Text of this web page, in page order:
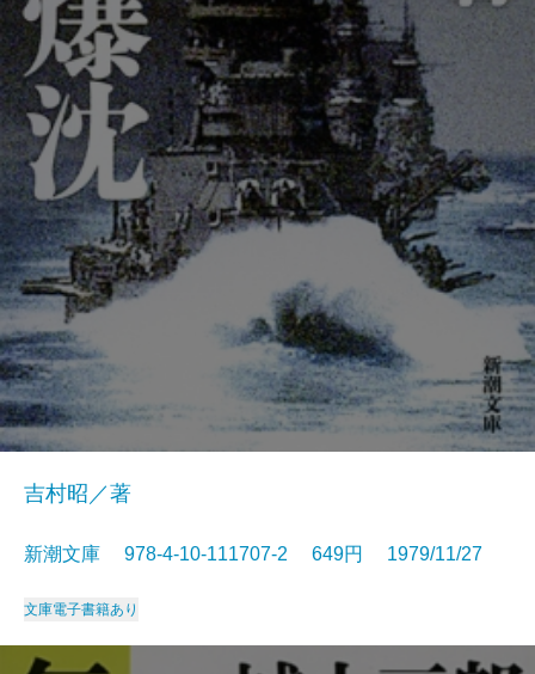
吉村昭／著
新潮文庫 978-4-10-111707-2 649円 1979/11/27
文庫電子書籍あり